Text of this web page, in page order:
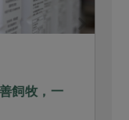
飼牧，一